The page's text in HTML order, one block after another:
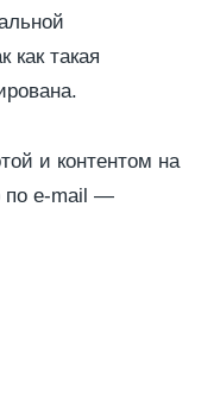
как такая
и контентом на
по e-mail —